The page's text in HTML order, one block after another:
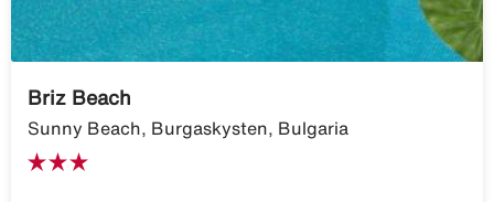
Briz Beach
Sunny Beach, Burgaskysten, Bulgaria